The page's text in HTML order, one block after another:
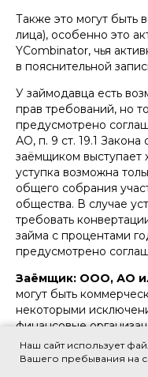
Также это могут
лица), особенно это
YCombinator, чья
в пояснительной
У займодавца есть
прав требований, но
предусмотрено
АО, п. 9 ст. 19.1
заёмщиком выступает
уступка возможна
общего собрания
общества. В случае
требовать
займа с процентами
предусмотрено
Заёмщик: ООО, АО
могут быть
некоторыми
финансовые
безопасности,
которых свыше 25%
Наш сайт использует
Вашего пребывания на